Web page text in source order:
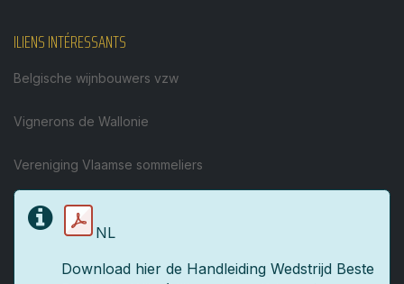
ILIENS INTÉRESSANTS
Belgische wijnbouwers vzw
Vignerons de Wallonie
Vereniging Vlaamse sommeliers
NL
Download hier de Handleiding Wedstrijd Beste